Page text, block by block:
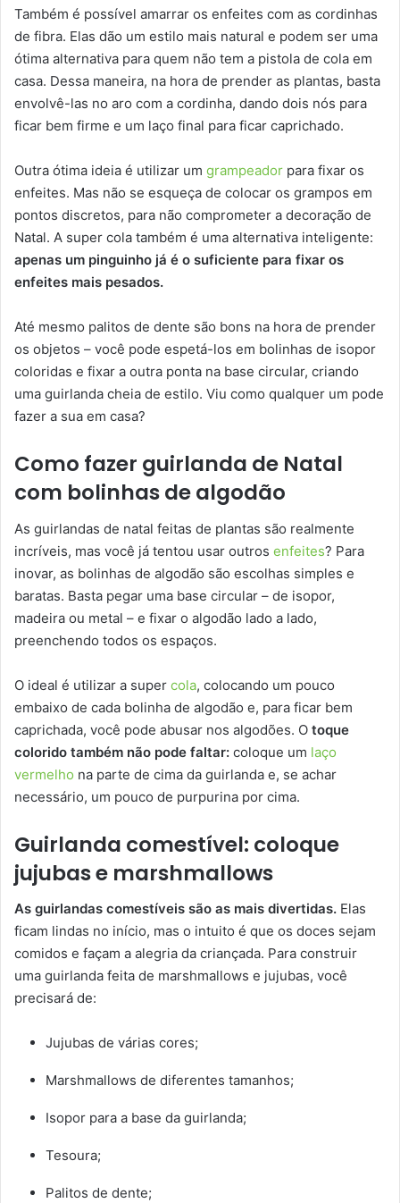
Também é possível amarrar os enfeites com as cordinhas
de fibra. Elas dão um estilo mais natural e podem ser uma
ótima alternativa para quem não tem a pistola de cola em
casa. Dessa maneira, na hora de prender as plantas, basta
envolvê-las no aro com a cordinha, dando dois nós para
ficar bem firme e um laço final para ficar caprichado.
Outra ótima ideia é utilizar um grampeador para fixar os
enfeites. Mas não se esqueça de colocar os grampos em
pontos discretos, para não comprometer a decoração de
Natal. A super cola também é uma alternativa inteligente:
apenas um pinguinho já é o suficiente para fixar os
enfeites mais pesados.
Até mesmo palitos de dente são bons na hora de prender
os objetos – você pode espetá-los em bolinhas de isopor
coloridas e fixar a outra ponta na base circular, criando
uma guirlanda cheia de estilo. Viu como qualquer um pode
fazer a sua em casa?
Como fazer guirlanda de Natal
com bolinhas de algodão
As guirlandas de natal feitas de plantas são realmente
incríveis, mas você já tentou usar outros enfeites? Para
inovar, as bolinhas de algodão são escolhas simples e
baratas. Basta pegar uma base circular – de isopor,
madeira ou metal – e fixar o algodão lado a lado,
preenchendo todos os espaços.
O ideal é utilizar a super cola, colocando um pouco
embaixo de cada bolinha de algodão e, para ficar bem
caprichada, você pode abusar nos algodões. O toque
colorido também não pode faltar: coloque um laço
vermelho na parte de cima da guirlanda e, se achar
necessário, um pouco de purpurina por cima.
Guirlanda comestível: coloque
jujubas e marshmallows
As guirlandas comestíveis são as mais divertidas. Elas
ficam lindas no início, mas o intuito é que os doces sejam
comidos e façam a alegria da criançada. Para construir
uma guirlanda feita de marshmallows e jujubas, você
precisará de:
Jujubas de várias cores;
Marshmallows de diferentes tamanhos;
Isopor para a base da guirlanda;
Tesoura;
Palitos de dente;